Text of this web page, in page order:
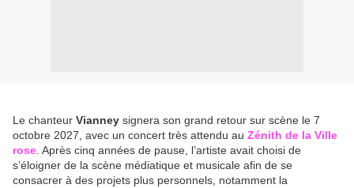
Le chanteur Vianney signera son grand retour sur scène le 7
octobre 2027, avec un concert très attendu au Zénith de la Ville
rose . Après cinq années de pause, l’artiste avait choisi de
s’éloigner de la scène médiatique et musicale afin de se
consacrer à des projets plus personnels, notamment la